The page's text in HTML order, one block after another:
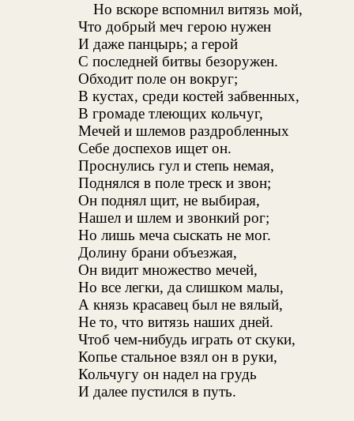
Но вскоре вспомнил витязь мой,
Что добрый меч герою нужен
И даже панцырь; а герой
С последней битвы безоружен.
Обходит поле он вокруг;
В кустах, среди костей забвенных,
В громаде тлеющих кольчуг,
Мечей и шлемов раздробленных
Себе доспехов ищет он.
Проснулись гул и степь немая,
Поднялся в поле треск и звон;
Он поднял щит, не выбирая,
Нашел и шлем и звонкий рог;
Но лишь меча сыскать не мог.
Долину брани объезжая,
Он видит множество мечей,
Но все легки, да слишком малы,
А князь красавец был не вялый,
Не то, что витязь наших дней.
Чтоб чем-нибудь играть от скуки,
Копье стальное взял он в руки,
Кольчугу он надел на грудь
И далее пустился в путь.